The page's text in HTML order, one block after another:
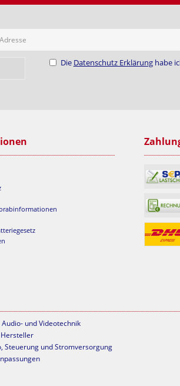
Die Datenschutz Erklärunghabe
und Videotechnik
Steuerung und Stromversorgung